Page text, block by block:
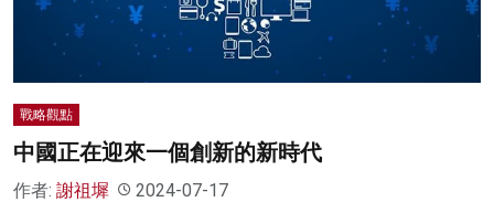
戰略觀點
中國正在迎來一個創新的新時代
作者: 謝祖墀 2024-07-17